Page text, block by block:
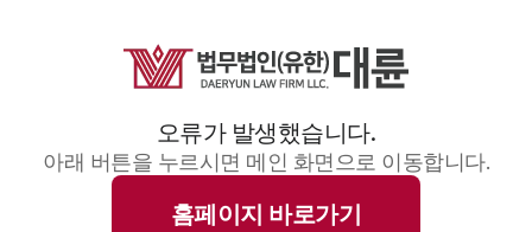
오류가 발생했습니다.
아래 버튼을 누르시면 메인 화면으로 이동합니다.
홈페이지 바로가기